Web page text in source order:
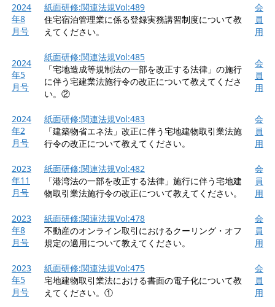
2024
年8
月号
紙面研修:関連法規Vol:489
住宅宿泊管理業に係る登録実務講習制度について教
えてください。
会
員
用
2024
年5
月号
紙面研修:関連法規Vol:485
「宅地造成等規制法の一部を改正する法律」の施行
に伴う宅建業法施行令の改正について教えてくださ
い。②
会
員
用
2024
年2
月号
紙面研修:関連法規Vol:483
「建築物省エネ法」改正に伴う宅地建物取引業法施
行令の改正について教えてください。
会
員
用
2023
年11
月号
紙面研修:関連法規Vol:482
「港湾法の一部を改正する法律」施行に伴う宅地建
物取引業法施行令の改正について教えてください。
会
員
用
2023
年8
月号
紙面研修:関連法規Vol:478
不動産のオンライン取引におけるクーリング・オフ
規定の適用について教えてください。
会
員
用
2023
年5
月号
紙面研修:関連法規Vol:475
宅地建物取引業法における書面の電子化について教
えてください。①
会
員
用